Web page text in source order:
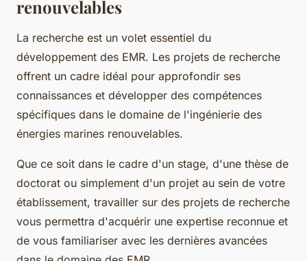
renouvelables
La recherche est un volet essentiel du
développement des EMR. Les projets de recherche
offrent un cadre idéal pour approfondir ses
connaissances et développer des compétences
spécifiques dans le domaine de l'ingénierie des
énergies marines renouvelables.
Que ce soit dans le cadre d'un stage, d'une thèse de
doctorat ou simplement d'un projet au sein de votre
établissement, travailler sur des projets de recherche
vous permettra d'acquérir une expertise reconnue et
de vous familiariser avec les dernières avancées